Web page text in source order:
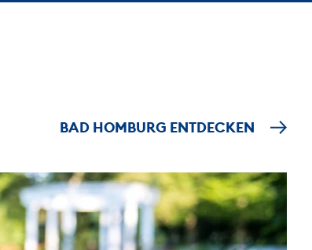
BAD HOMBURG ENTDECKEN